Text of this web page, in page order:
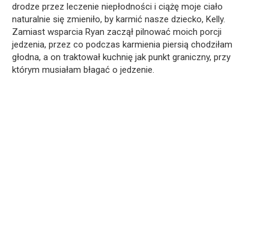
drodze przez leczenie niepłodności i ciążę moje ciało
naturalnie się zmieniło, by karmić nasze dziecko, Kelly.
Zamiast wsparcia Ryan zaczął pilnować moich porcji
jedzenia, przez co podczas karmienia piersią chodziłam
głodna, a on traktował kuchnię jak punkt graniczny, przy
którym musiałam błagać o jedzenie.